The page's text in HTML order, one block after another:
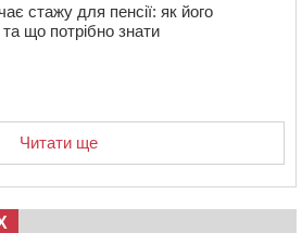
стажу для пенсії: як його
що потрібно знати
Читати ще